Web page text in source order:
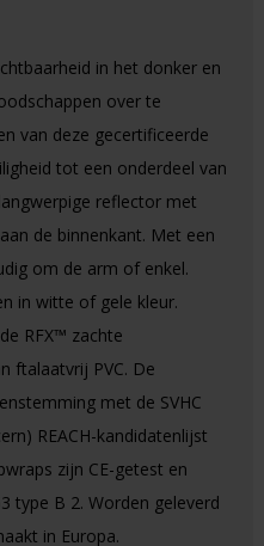
in het donker en
over te
van deze gecertificeerde
tot een onderdeel van
reflector met
de binnenkant. Met een
om de arm of enkel.
in witte of gele kleur.
RFX™ zachte
ftalaatvrij PVC. De
met de SVHC
REACH-kandidatenlijst
zijn CE-getest en
type B 2. Worden geleverd
in Europa.